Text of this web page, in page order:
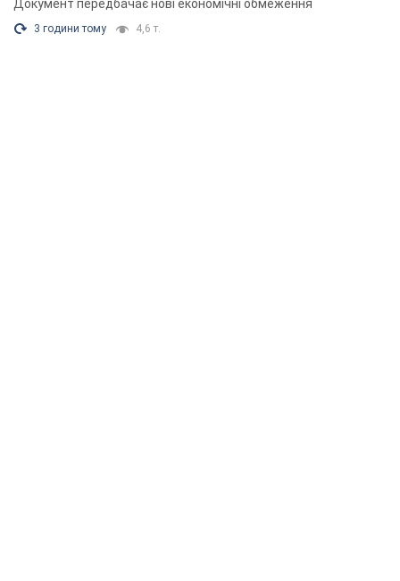
Документ передбачає нові економічні обмеження
3 години тому 4,6 т.